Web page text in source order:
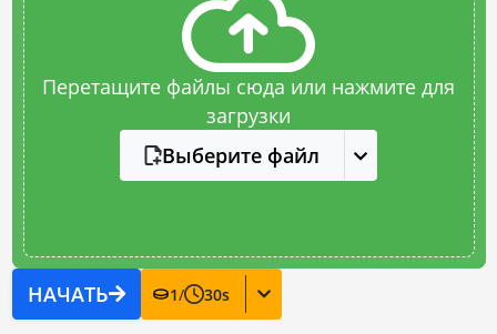
Перетащите файлы сюда или нажмите для
загрузки
Выберите файл
НАЧАТЬ 1/ 30s